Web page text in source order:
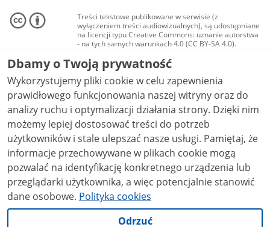
Treści tekstowe publikowane w serwisie (z
wyłączeniem treści audiowizualnych), są udostępniane
na licencji typu Creative Commons: uznanie autorstwa
- na tych samych warunkach 4.0 (CC BY-SA 4.0).
Materiały audiowizualne, w tym zdjęcia, materiały
audio i wideo, są udostępniane na licencji typu
Creative Commons: uznanie autorstwa użycie
niekomercyjne - bez utworów zależnych 4.0 (CC BY-
NC-ND 4.0), o ile nie jest to stwierdzone inaczej.
Dbamy o Twoją prywatność
Wykorzystujemy pliki cookie w celu zapewnienia
prawidłowego funkcjonowania naszej witryny oraz do
analizy ruchu i optymalizacji działania strony. Dzięki nim
możemy lepiej dostosować treści do potrzeb
użytkowników i stale ulepszać nasze usługi. Pamiętaj, że
informacje przechowywane w plikach cookie mogą
pozwalać na identyfikację konkretnego urządzenia lub
przeglądarki użytkownika, a więc potencjalnie stanowić
dane osobowe. Polityka cookies
Odrzuć